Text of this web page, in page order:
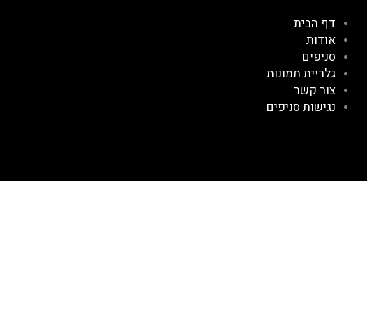
דף הבית
אודות
סניפים
גלריית תמונות
צור קשר
נגישות סניפים